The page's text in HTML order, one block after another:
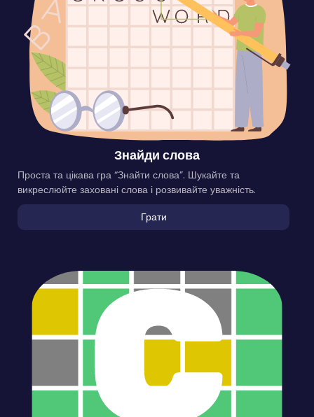
Знайди слова
Проста та цікава гра “Знайти слова”. Шукайте та
викреслюйте заховані слова і розвивайте уважність.
Грати